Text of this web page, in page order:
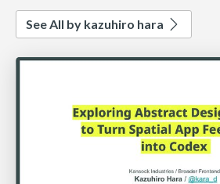
See All by kazuhiro hara